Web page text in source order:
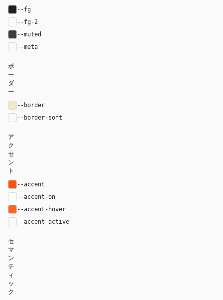
--fg
--fg-2
--muted
--meta
ボ
ー
ダ
ー
--border
--border-soft
ア
ク
セ
ン
ト
--accent
--accent-on
--accent-hover
--accent-active
セ
マ
ン
テ
ィ
ッ
ク